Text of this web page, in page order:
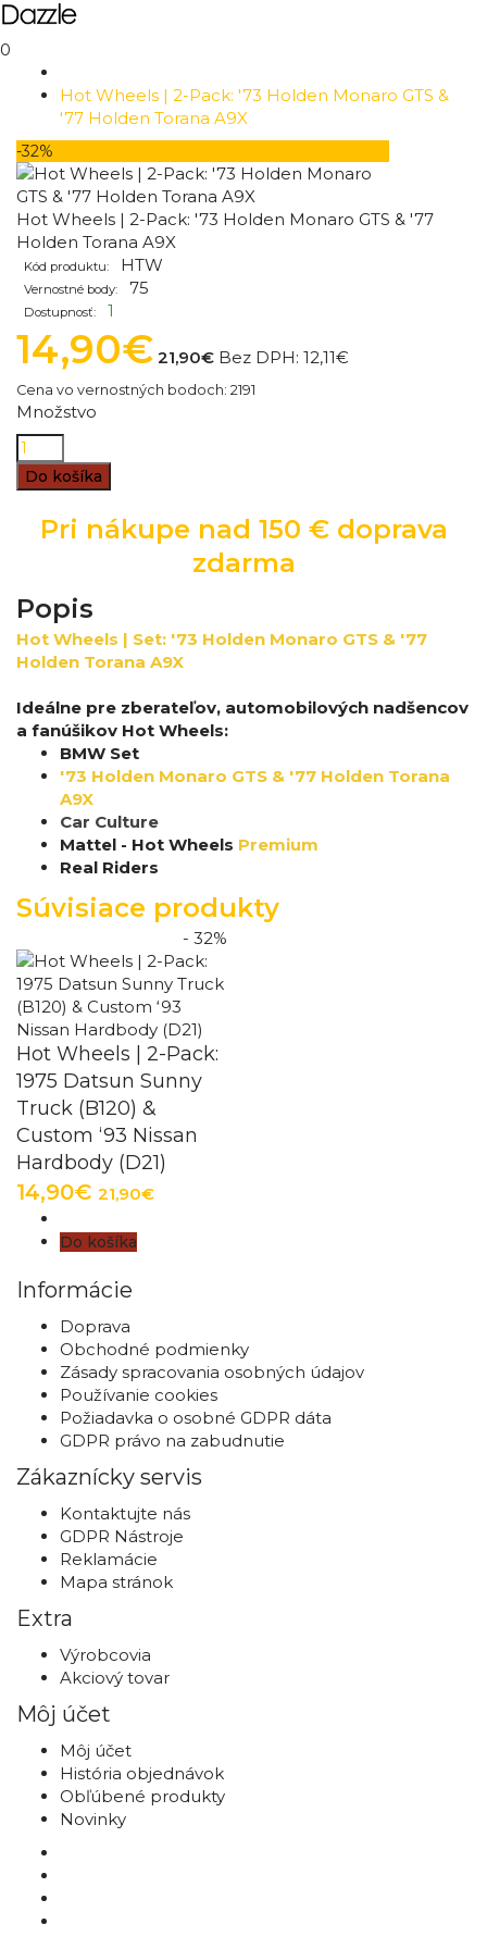
0
Hot Wheels | 2-Pack: '73 Holden Monaro GTS &
'77 Holden Torana A9X
-32%
Hot Wheels | 2-Pack: '73 Holden Monaro GTS & '77
Holden Torana A9X
Kód produktu: HTW
Vernostné body: 75
Dostupnosť: 1
14,90€ 21,90€ Bez DPH: 12,11€
Cena vo vernostných bodoch: 2191
Množstvo
Do košíka
Pri nákupe nad 150 € doprava
zdarma
Popis
Hot Wheels | Set: '73 Holden Monaro GTS & '77
Holden Torana A9X
Ideálne pre zberateľov, automobilových nadšencov
a fanúšikov Hot Wheels:
BMW Set
'73 Holden Monaro GTS & '77 Holden Torana
A9X
Car Culture
Mattel - Hot Wheels Premium
Real Riders
Súvisiace produkty
- 32%
Hot Wheels | 2-Pack:
1975 Datsun Sunny
Truck (B120) &
Custom ‘93 Nissan
Hardbody (D21)
14,90€ 21,90€
Do košíka
Informácie
Doprava
Obchodné podmienky
Zásady spracovania osobných údajov
Používanie cookies
Požiadavka o osobné GDPR dáta
GDPR právo na zabudnutie
Zákaznícky servis
Kontaktujte nás
GDPR Nástroje
Reklamácie
Mapa stránok
Extra
Výrobcovia
Akciový tovar
Môj účet
Môj účet
História objednávok
Obľúbené produkty
Novinky